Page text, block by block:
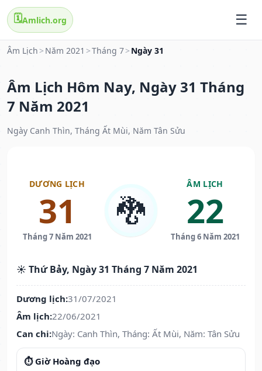
🗓️Amlich.org
Âm Lịch > Năm 2021 >Tháng 7> Ngày 31
Âm Lịch Hôm Nay, Ngày 31 Tháng
7 Năm 2021
Ngày Canh Thìn, Tháng Ất Mùi, Năm Tân Sửu
DƯƠNG LỊCH
31
Tháng 7 Năm 2021
🐉
ÂM LỊCH
22
Tháng 6 Năm 2021
☀️ Thứ Bảy, Ngày 31 Tháng 7 Năm 2021
Dương lịch:31/07/2021
Âm lịch:22/06/2021
Can chi:Ngày: Canh Thìn, Tháng: Ất Mùi, Năm: Tân Sửu
⏱️ Giờ Hoàng đạo